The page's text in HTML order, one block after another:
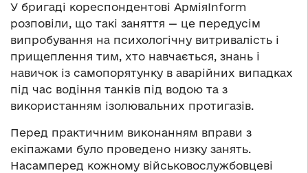
У бригаді кореспондентові АрміяInform
розповіли, що такі заняття — це передусім
випробування на психологічну витривалість і
прищеплення тим, хто навчається, знань і
навичок із самопорятунку в аварійних випадках
під час водіння танків під водою та з
використанням ізолювальних протигазів.
Перед практичним виконанням вправи з
екіпажами було проведено низку занять.
Насамперед кожному військовослужбовцеві